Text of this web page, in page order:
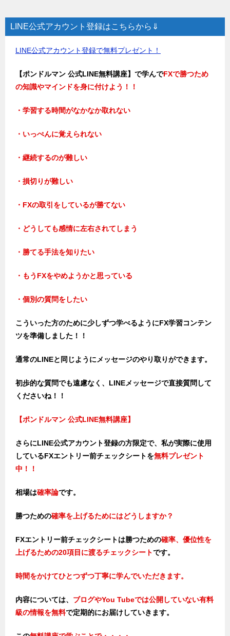
LINE公式アカウント登録はこちらから⇓
LINE公式アカウント登録で無料プレゼント！
【ポンドルマン 公式LINE無料講座】で学んでFXで勝つため
の知識やマインドを身に付けよう！！
・学習する時間がなかなか取れない
・いっぺんに覚えられない
・継続するのが難しい
・損切りが難しい
・FXの取引をしているが勝てない
・どうしても感情に左右されてしまう
・勝てる手法を知りたい
・もうFXをやめようかと思っている
・個別の質問をしたい
こういった方のために少しずつ学べるようにFX学習コンテン
ツを準備しました！！
通常のLINEと同じようにメッセージのやり取りができます。
初歩的な質問でも遠慮なく、LINEメッセージで直接質問して
くださいね！！
【ポンドルマン 公式LINE無料講座】
さらにLINE公式アカウント登録の方限定で、私が実際に使用
しているFXエントリー前チェックシートを無料プレゼント
中！！
相場は確率論です。
勝つための確率を上げるためにはどうしますか？
FXエントリー前チェックシートは勝つための確率、優位性を
上げるための20項目に渡るチェックシートです。
時間をかけてひとつずつ丁寧に学んでいただきます。
内容については、 ブログやYou Tubeでは公開していない有料
級の情報を無料で定期的にお届けしていきます。